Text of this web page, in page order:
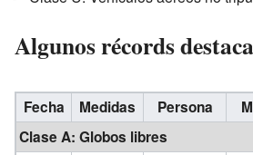
Algunos récords
Fecha Medidas Persona
Clase A: Globos libres